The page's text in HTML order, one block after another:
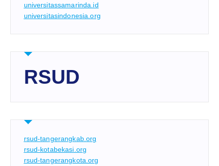
universitassamarinda.id
universitasindonesia.org
RSUD
rsud-tangerangkab.org
rsud-kotabekasi.org
rsud-tangerangkota.org